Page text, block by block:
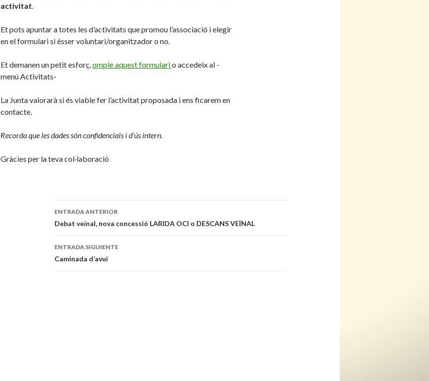
activitat
Et pots apuntar a totes les d’activitats que promou l’associació i elegir
en el formulari si ésser voluntari/organitzador o no.
Et demanen un petit esforç, omple aquest formulario accedeix al -
menú Activitats-
La Junta valorarà si és viable fer l’activitat proposada i ens ficarem en
contacte.
Recorda que les dades són confidencials i d’ús intern.
Gràcies per la teva col·laboració
Navegación
de
entradas
ENTRADA ANTERIOR
Debat veïnal, nova concessió LARIDA OCI o DESCANS VEÏNAL
ENTRADA SIGUIENTE
Caminada d’avui